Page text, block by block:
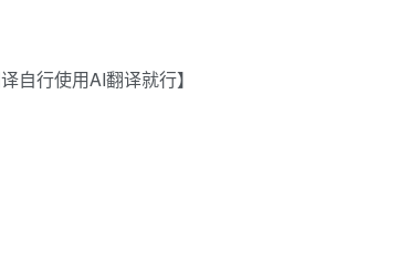
自行使用AI翻译就行】